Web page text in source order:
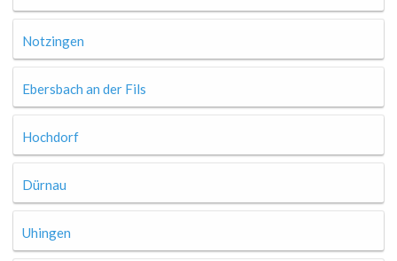
Notzingen
Ebersbach an der Fils
Hochdorf
Dürnau
Uhingen